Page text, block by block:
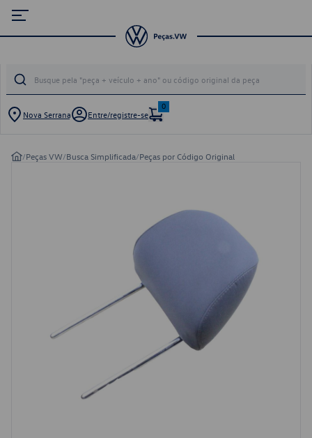
Nova Serrana Entre/registre-se
0
/Peças VW/Busca Simplificada/Peças por Código Original